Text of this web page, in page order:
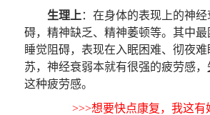
生理上 ：在身体的表现上的神
碍，精神缺乏、精神萎顿等。其中
睡觉阻碍，表现在入眠困难、彻夜
苏，神经衰弱本就有很强的疲劳感，
这种疲劳感。
>>>想要快点康复，我这有